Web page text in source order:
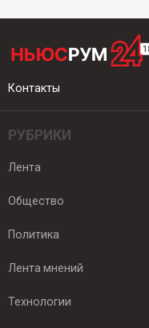
Контакты
РУБРИКИ
Лента
Общество
Политика
Лента мнений
Технологии